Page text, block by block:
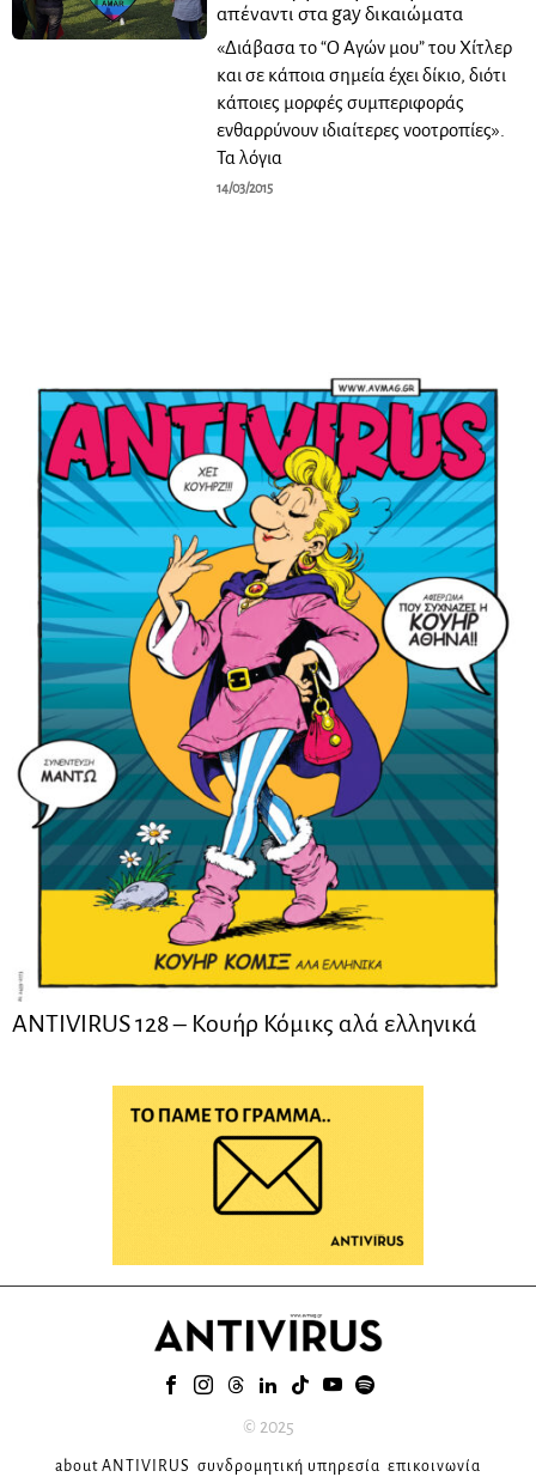
απέναντι στα gay δικαιώματα
«Διάβασα το “Ο Αγών μου” του Χίτλερ
και σε κάποια σημεία έχει δίκιο, διότι
κάποιες μορφές συμπεριφοράς
ενθαρρύνουν ιδιαίτερες νοοτροπίες».
Τα λόγια
14/03/2015
ANTIVIRUS 128 – Kουήρ Κόμικς αλά ελληνικά
© 2025
about ANTIVIRUS συνδρομητική υπηρεσία επικοινωνία